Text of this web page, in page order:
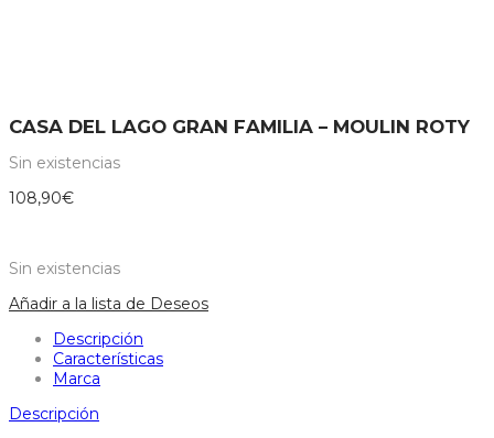
CASA DEL LAGO GRAN FAMILIA – MOULIN ROTY
Sin existencias
108,90€
Sin existencias
Añadir a la lista de Deseos
Descripción
Características
Marca
Descripción